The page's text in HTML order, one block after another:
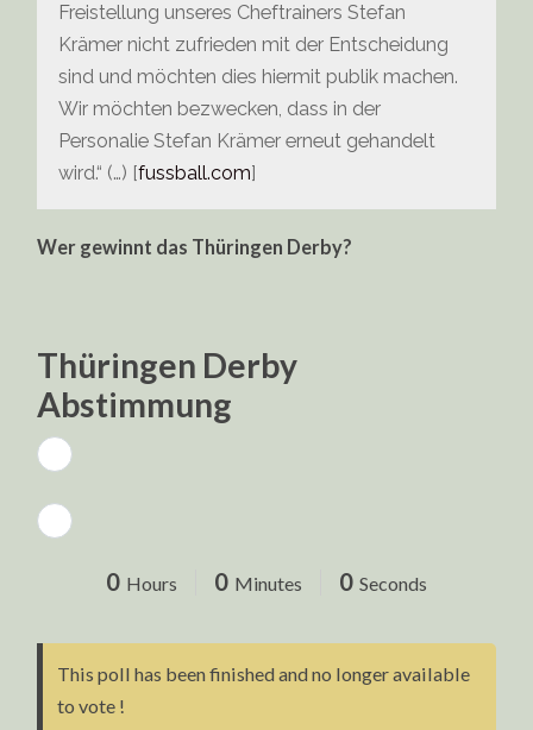
Freistellung unseres Cheftrainers Stefan
Krämer nicht zufrieden mit der Entscheidung
sind und möchten dies hiermit publik machen.
Wir möchten bezwecken, dass in der
Personalie Stefan Krämer erneut gehandelt
wird.“ (…) [fussball.com]
Wer gewinnt das Thüringen Derby?
Thüringen Derby
Abstimmung
0 Hours 0 Minutes 0 Seconds
This poll has been finished and no longer available
to vote !